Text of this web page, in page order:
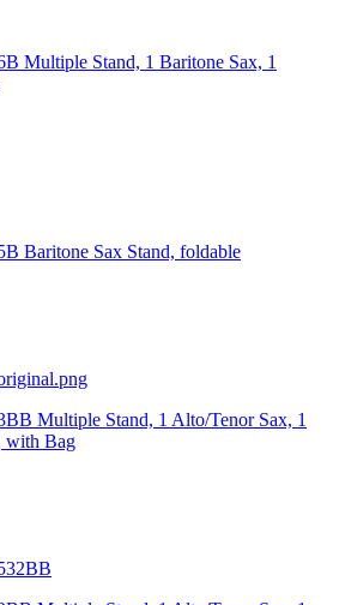
Multiple Stand, 1 Baritone Sax, 1
Baritone Sax Stand, foldable
Multiple Stand, 1 Alto/Tenor Sax, 1
with Bag